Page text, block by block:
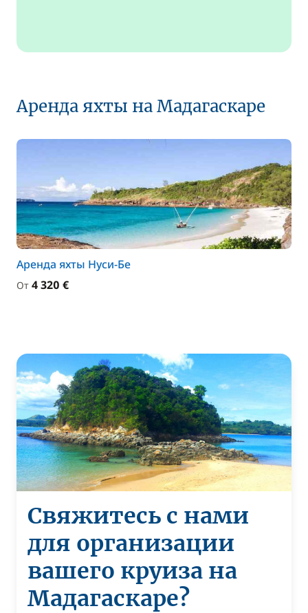
Аренда яхты на Мадагаскаре
Аренда яхты Нуси-Бе
От 4 320 €
Свяжитесь с нами
для организации
вашего круиза на
Мадагаскаре?